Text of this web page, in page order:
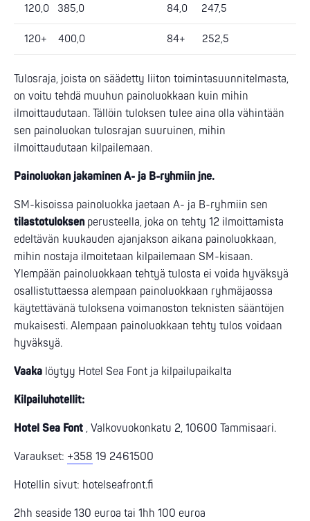
120,0 385,0 84,0 247,5
120+ 400,0 84+ 252,5
Tulosraja, joista on säädetty liiton toimintasuunnitelmasta,
on voitu tehdä muuhun painoluokkaan kuin mihin
ilmoittaudutaan. Tällöin tuloksen tulee aina olla vähintään
sen painoluokan tulosrajan suuruinen, mihin
ilmoittaudutaan kilpailemaan.
Painoluokan jakaminen A- ja B-ryhmiin jne.
SM-kisoissa painoluokka jaetaan A- ja B-ryhmiin sen
tilastotuloksenperusteella, joka on tehty 12 ilmoittamista
edeltävän kuukauden ajanjakson aikana painoluokkaan,
mihin nostaja ilmoitetaan kilpailemaan SM-kisaan.
Ylempään painoluokkaan tehtyä tulosta ei voida hyväksyä
osallistuttaessa alempaan painoluokkaan ryhmäjaossa
käytettävänä tuloksena voimanoston teknisten sääntöjen
mukaisesti. Alempaan painoluokkaan tehty tulos voidaan
hyväksyä.
Vaaka löytyy Hotel Sea Font ja kilpailupaikalta
Kilpailuhotellit:
Hotel Sea Font , Valkovuokonkatu 2, 10600 Tammisaari.
Varaukset: +358 19 2461500
Hotellin sivut: hotelseafront.fi
2hh seaside 130 euroa tai 1hh 100 euroa